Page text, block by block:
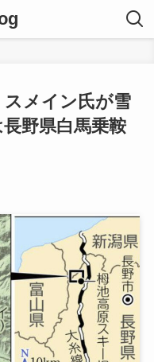
スメイン氏が雪
野県白馬乗鞍